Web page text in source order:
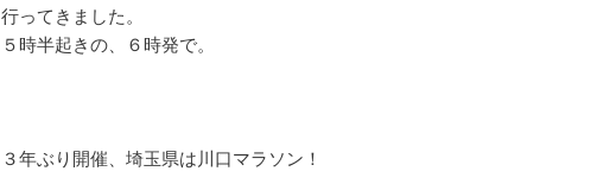
行ってきました。
５時半起きの、６時発で。
３年ぶり開催、埼玉県は川口マラソン！